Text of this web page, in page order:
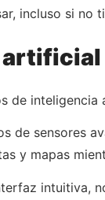
incluso si no
de
de sensores
y mapas
intuitiva,